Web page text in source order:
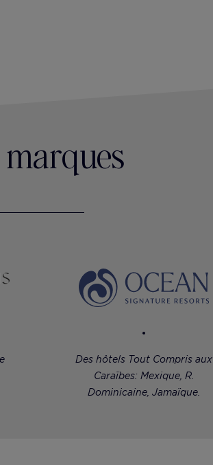
marques
Des hôtels Tout Compris aux
Caraïbes: Mexique, R.
Dominicaine, Jamaïque.